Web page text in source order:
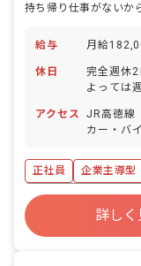
持ち帰り仕事がないか
給与 月給
休日
完全週休
よっては
半休も取
育児休暇
日 ◆1日の勤務時間を長め（12h～
13h）に
も可能で
アクセス
JR高徳線「
カー・バ
正社員
企業主導型
寮・住宅・家賃補助
福利厚生充実
詳しく